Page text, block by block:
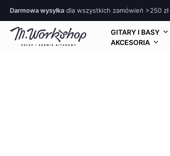
Darmowa wysyłka dla wszystkich zamówień >250 zł
GITARY I BASY
AKCESORIA